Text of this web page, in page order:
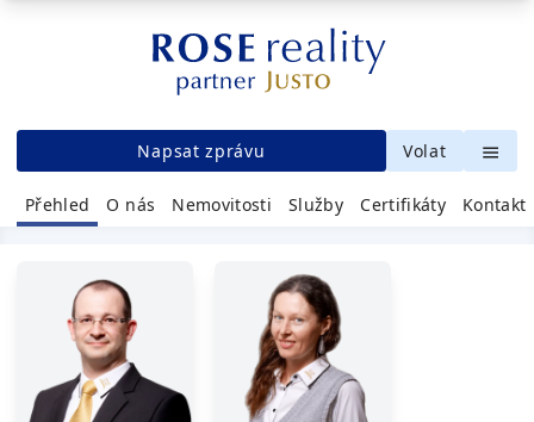
Napsat zprávu Volat
Přehled O nás Nemovitosti Služby Certifikáty Kontakt